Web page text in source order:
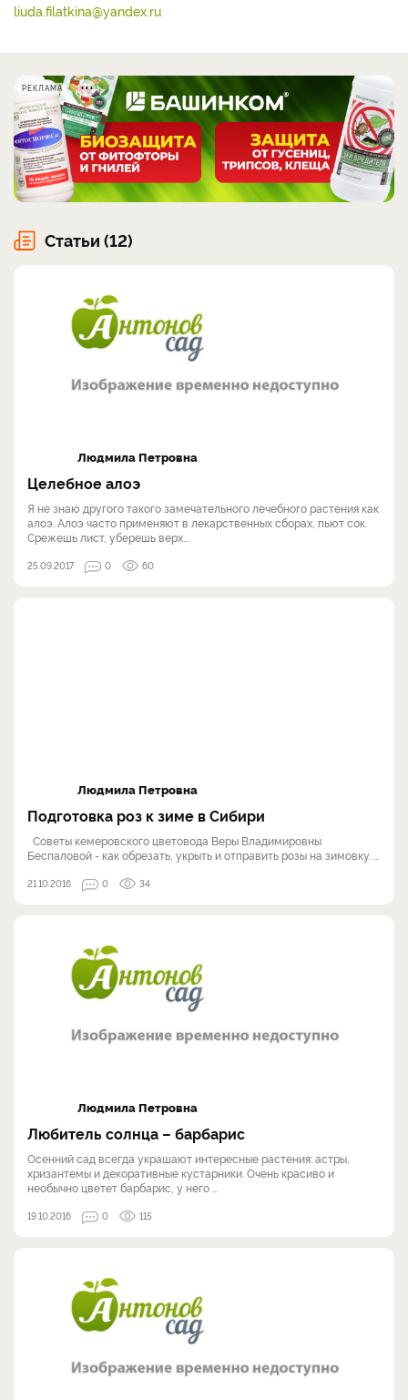
liuda.filatkina@yandex.ru
РЕКЛАМА
Статьи (12)
Людмила Петровна
Целебное алоэ
Я не знаю другого такого замечательного лечебного растения как
алоэ. Алоэ часто применяют в лекарственных сборах, пьют сок.
Срежешь лист, уберешь верх...
25.09.2017 0 60
Людмила Петровна
Подготовка роз к зиме в Сибири
Советы кемеровского цветовода Веры Владимировны
Беспаловой - как обрезать, укрыть и отправить розы на зимовку. ...
21.10.2016 0 34
Людмила Петровна
Любитель солнца – барбарис
Осенний сад всегда украшают интересные растения: астры,
хризантемы и декоративные кустарники. Очень красиво и
необычно цветет барбарис, у него ...
19.10.2016 0 115